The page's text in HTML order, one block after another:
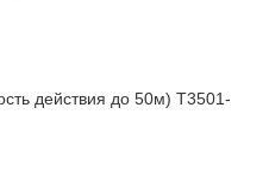
действия до 50м) Т3501-